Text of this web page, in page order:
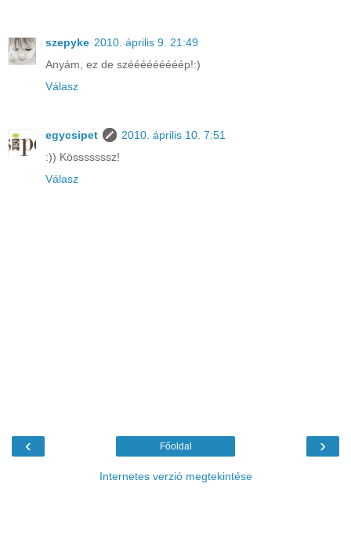
szepyke 2010. április 9. 21:49
Anyám, ez de szééééééééép!:)
Válasz
egycsipet
2010. április 10. 7:51
:)) Kösssssssz!
Válasz
‹ ›
Főoldal
Internetes verzió megtekintése